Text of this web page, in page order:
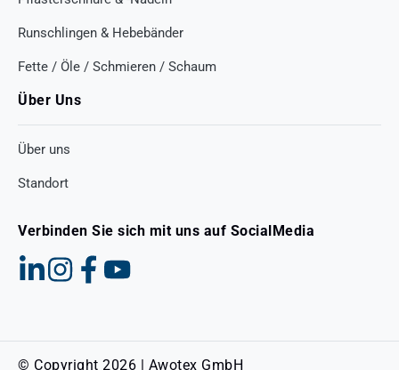
Runschlingen & Hebebänder
Fette / Öle / Schmieren / Schaum
Über Uns
Über uns
Standort
Verbinden Sie sich mit uns auf SocialMedia
© Copyright 2026 | Awotex GmbH